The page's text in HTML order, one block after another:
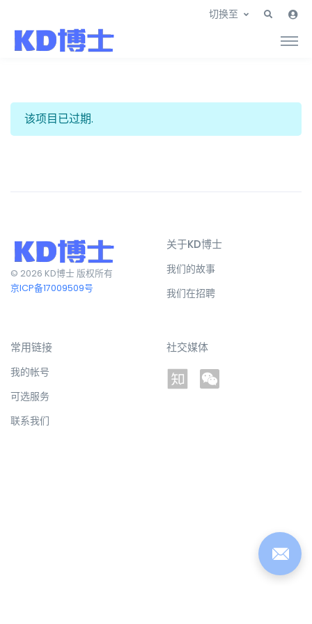
切换至
该项目已过期.
© 2026 KD博士 版权所有
京ICP备17009509号
关于KD博士
我们的故事
我们在招聘
常用链接
我的帐号
可选服务
联系我们
社交媒体